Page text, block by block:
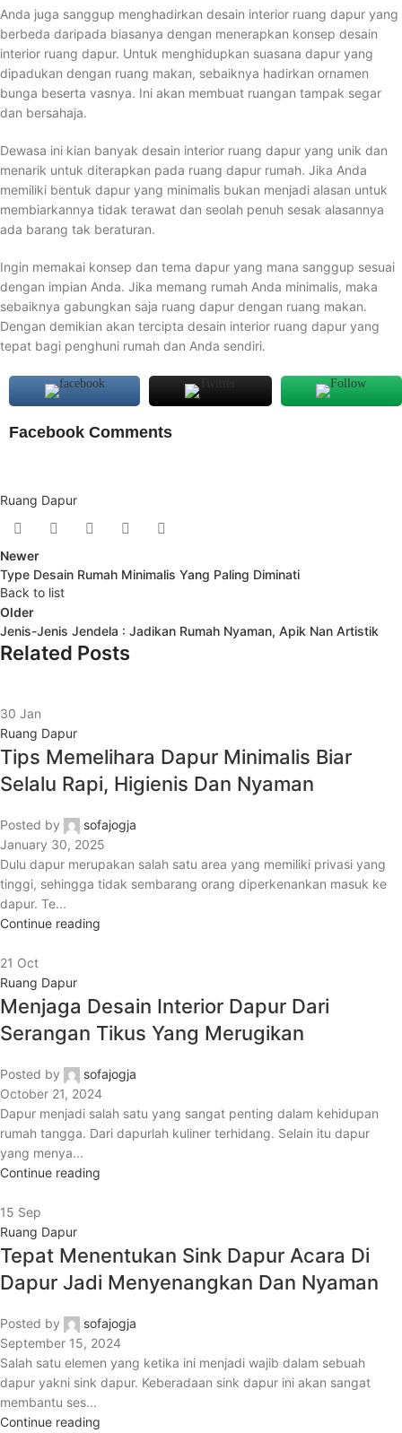
Anda juga sanggup menghadirkan desain interior ruang dapur yang
berbeda daripada biasanya dengan menerapkan konsep desain
interior ruang dapur. Untuk menghidupkan suasana dapur yang
dipadukan dengan ruang makan, sebaiknya hadirkan ornamen
bunga beserta vasnya. Ini akan membuat ruangan tampak segar
dan bersahaja.
Dewasa ini kian banyak desain interior ruang dapur yang unik dan
menarik untuk diterapkan pada ruang dapur rumah. Jika Anda
memiliki bentuk dapur yang minimalis bukan menjadi alasan untuk
membiarkannya tidak terawat dan seolah penuh sesak alasannya
ada barang tak beraturan.
Ingin memakai konsep dan tema dapur yang mana sanggup sesuai
dengan impian Anda. Jika memang rumah Anda minimalis, maka
sebaiknya gabungkan saja ruang dapur dengan ruang makan.
Dengan demikian akan tercipta desain interior ruang dapur yang
tepat bagi penghuni rumah dan Anda sendiri.
Facebook Comments
Ruang Dapur
Newer
Type Desain Rumah Minimalis Yang Paling Diminati
Back to list
Older
Jenis-Jenis Jendela : Jadikan Rumah Nyaman, Apik Nan Artistik
Related Posts
30 Jan
Ruang Dapur
Tips Memelihara Dapur Minimalis Biar
Selalu Rapi, Higienis Dan Nyaman
Posted by
sofajogja
January 30, 2025
Dulu dapur merupakan salah satu area yang memiliki privasi yang
tinggi, sehingga tidak sembarang orang diperkenankan masuk ke
dapur. Te...
Continue reading
21 Oct
Ruang Dapur
Menjaga Desain Interior Dapur Dari
Serangan Tikus Yang Merugikan
Posted by
sofajogja
October 21, 2024
Dapur menjadi salah satu yang sangat penting dalam kehidupan
rumah tangga. Dari dapurlah kuliner terhidang. Selain itu dapur
yang menya...
Continue reading
15 Sep
Ruang Dapur
Tepat Menentukan Sink Dapur Acara Di
Dapur Jadi Menyenangkan Dan Nyaman
Posted by
sofajogja
September 15, 2024
Salah satu elemen yang ketika ini menjadi wajib dalam sebuah
dapur yakni sink dapur. Keberadaan sink dapur ini akan sangat
membantu ses...
Continue reading